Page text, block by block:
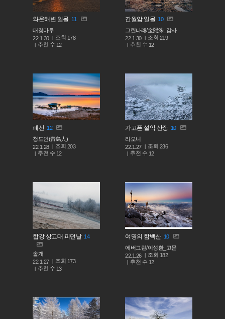
와온해변 일몰 11
대청마루
22.1.30
조회 178
추천 수 12
간월암 일몰 10
그린나래/金熙洙_감사
22.1.30
조회 219
추천 수 12
폐선 12
청도인(靑島人)
22.1.28
조회 203
추천 수 12
가고픈 설악 산장 10
라오니
22.1.27
조회 236
추천 수 12
합강 상고대 피던날 14
솔개
22.1.27
조회 173
추천 수 13
여명의 함백산 10
에버그린/이성환_고문
22.1.26
조회 182
추천 수 12